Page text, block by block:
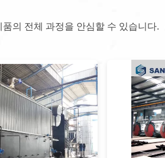
의 전체 과정을 안심할 수 있습니다.